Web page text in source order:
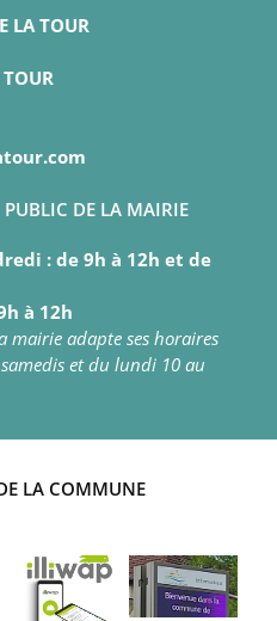
LA TOUR
PUBLIC DE LA MAIRIE
: de 9h à 12h et de
à 12h
mairie adapte ses horaires
et du lundi 10 au
LA COMMUNE